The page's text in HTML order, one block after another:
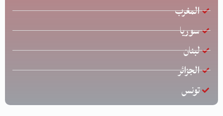
المغرب
سوريا
لبنان
الجزائر
تونس